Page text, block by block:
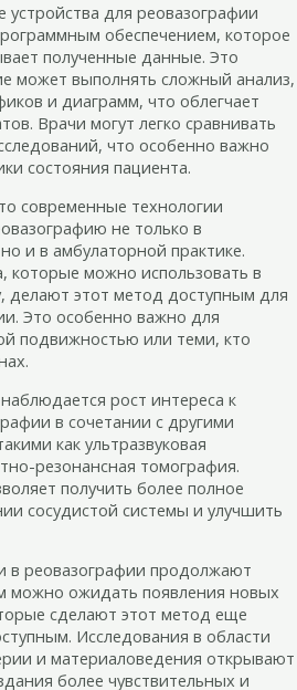
для реовазографии
обеспечением, которое
полученные данные. Это
может выполнять сложный анализ,
и диаграмм, что облегчает
Врачи могут легко сравнивать
что особенно важно
состояния пациента.
современные технологии
не только в
и в амбулаторной практике.
которые можно использовать в
делают этот метод доступным для
Это особенно важно для
подвижностью или теми, кто
рост интереса к
в сочетании с другими
как ультразвуковая
резонансная томография.
получить более полное
сосудистой системы и улучшить
в реовазографии продолжают
можно ожидать появления новых
сделают этот метод еще
Исследования в области
и материаловедения открывают
более чувствительных и